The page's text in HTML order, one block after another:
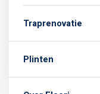
Traprenovatie
Plinten